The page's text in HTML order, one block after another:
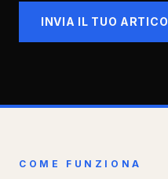
INVIA IL TUO
COME FUNZIONA